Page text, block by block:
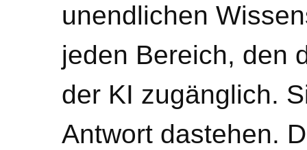
unendlichen
jeden Bereich, den
der KI zugänglich.
Antwort dastehen.